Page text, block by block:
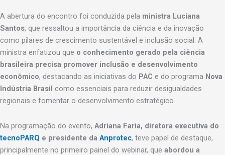
A abertura do encontro foi conduzida pela ministra Luciana
Santos, que ressaltou a importância da ciência e da inovação
como pilares de crescimento sustentável e inclusão social. A
ministra enfatizou que o conhecimento gerado pela ciência
brasileira precisa promover inclusão e desenvolvimento
econômico, destacando as iniciativas do PAC e do programa Nova
Indústria Brasil como essenciais para reduzir desigualdades
regionais e fomentar o desenvolvimento estratégico.
Na programação do evento, Adriana Faria, diretora executiva do
tecnoPARQ e presidente da Anprotec, teve papel de destaque,
principalmente no primeiro painel do webinar, que abordou a